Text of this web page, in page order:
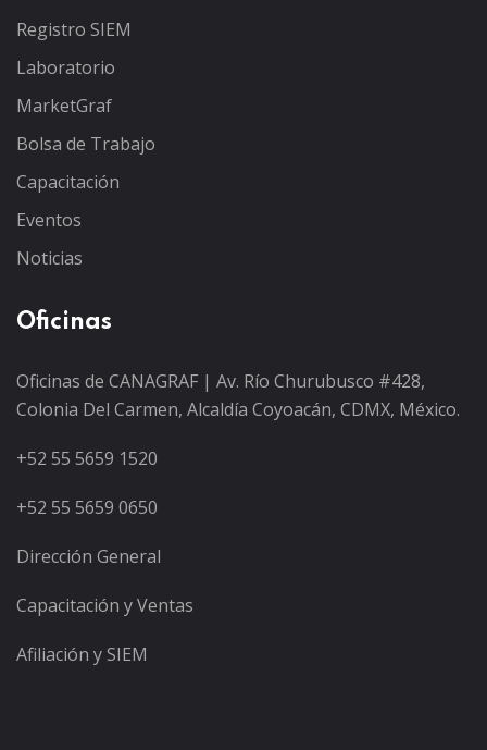
Registro SIEM
Laboratorio
MarketGraf
Bolsa de Trabajo
Capacitación
Eventos
Noticias
Oficinas
Oficinas de CANAGRAF | Av. Río Churubusco #428,
Colonia Del Carmen, Alcaldía Coyoacán, CDMX, México.
+52 55 5659 1520
+52 55 5659 0650
Dirección General
Capacitación y Ventas
Afiliación y SIEM